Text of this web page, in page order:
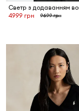
4999 грн
9699 грн